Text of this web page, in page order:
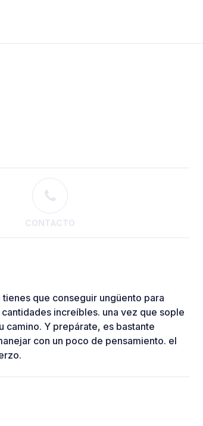
CONTACTO
que conseguir ungüento para
increíbles. una vez que sople
camino. Y prepárate, es bastante
con un poco de pensamiento. el